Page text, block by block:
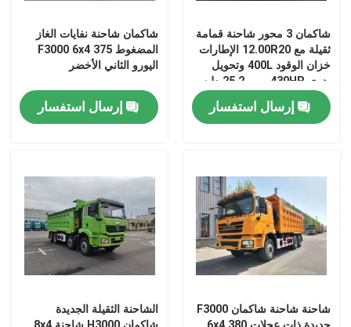
اطلب اقتباس
شاحنة قلابة ثقيلة
شاحنة لوري
شاحنة خلط الخرسانة
شاحنة شحن رافعة
شاكمان 3 محور شاحنة قمامة
ثقيلة مع 12.00R20 الإطارات
خزان الوقود 400L وتحويل
يدوي 430HP يورو 2 25 طن
إرسال استفسار
شاكمان شاحنة نفايات الغاز
المضغوط F3000 6x4 375
اليورو الثاني الأخضر
إرسال استفسار
شاحنة شاحنة شاكمان F3000
جديدة ذات عجلات 6x4 380
الشاحنة الثقيلة الجديدة
شاكمان H3000 شاحنة 8x4